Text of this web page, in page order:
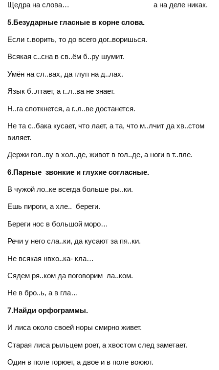
Щедра на слова… а на деле никак.
5.Безударные гласные в корне слова.
Если г..ворить, то до всего дог..воришься.
Всякая с..сна в св..ём б..ру шумит.
Умён на сл..вах, да глуп на д..лах.
Язык б..лтает, а г..л..ва не знает.
Н..га споткнется, а г..л..ве достанется.
Не та с..бака кусает, что лает, а та, что м..лчит да хв..стом
виляет.
Держи гол..ву в хол..де, живот в гол..де, а ноги в т..пле.
6.Парные звонкие и глухие согласные.
В чужой ло..ке всегда больше ры..ки.
Ешь пироги, а хле.. береги.
Береги нос в большой моро…
Речи у него сла..ки, да кусают за пя..ки.
Не всякая нвхо..ка- кла…
Сядем ря..ком да поговорим ла..ком.
Не в бро..ь, а в гла…
7.Найди орфограммы.
И лиса около своей норы смирно живет.
Старая лиса рыльцем роет, а хвостом след заметает.
Один в поле горюет, а двое и в поле воюют.